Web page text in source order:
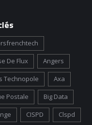
De Flux Angers
Technopole Axa
Postale Big Data
CISPD Clspd